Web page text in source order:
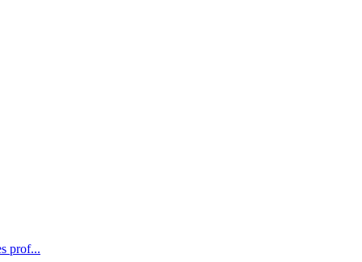
prof...